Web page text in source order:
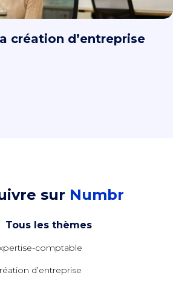
création d’entreprise
sur Numbr
Tous les thèmes
comptable
d’entreprise